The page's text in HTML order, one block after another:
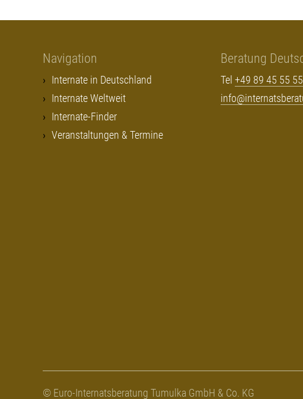
Navigation
Internate in Deutschland
Internate Weltweit
Internate-Finder
Veranstaltungen & Termine
Beratung
Tel +49 89 45 55
© Euro-Internatsberatung Tumulka GmbH & Co. KG